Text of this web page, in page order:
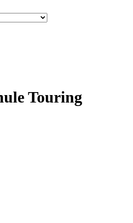
Touring